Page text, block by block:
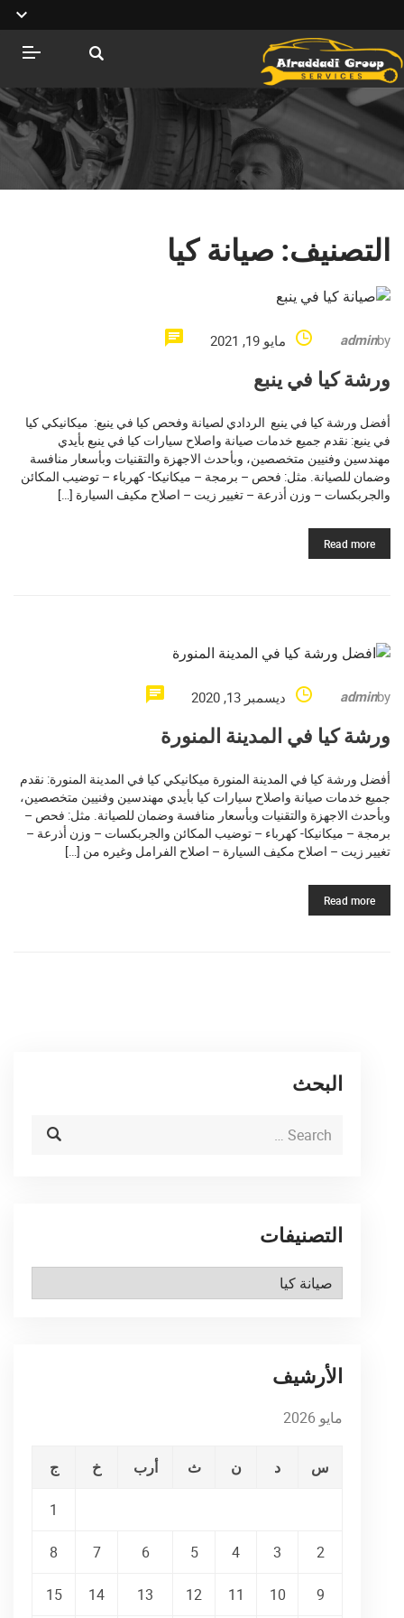
التصنيف: صيانة كيا
by
admin مايو 19, 2021
ورشة كيا في ينبع
أفضل ورشة كيا في ينبع الردادي لصيانة وفحص كيا في ينبع: ميكانيكي كيا
في ينبع: نقدم جميع خدمات صيانة واصلاح سيارات كيا في ينبع بأيدي
مهندسين وفنيين متخصصين، وبأحدث الاجهزة والتقنيات وبأسعار منافسة
وضمان للصيانة. مثل: فحص – برمجة – ميكانيكا- كهرباء – توضيب المكائن
والجربكسات – وزن أذرعة – تغيير زيت – اصلاح مكيف السيارة […]
Read more
by
admin ديسمبر 13, 2020
ورشة كيا في المدينة المنورة
أفضل ورشة كيا في المدينة المنورة ميكانيكي كيا في المدينة المنورة: نقدم
جميع خدمات صيانة واصلاح سيارات كيا بأيدي مهندسين وفنيين متخصصين،
وبأحدث الاجهزة والتقنيات وبأسعار منافسة وضمان للصيانة. مثل: فحص –
برمجة – ميكانيكا- كهرباء – توضيب المكائن والجربكسات – وزن أذرعة –
تغيير زيت – اصلاح مكيف السيارة – اصلاح الفرامل وغيره من […]
Read more
البحث
التصنيفات
التصنيفات
الأرشيف
مايو 2026
س د ن ث أرب خ ج
1
2
3
4
5
6
7
8
9
10
11
12
13
14
15